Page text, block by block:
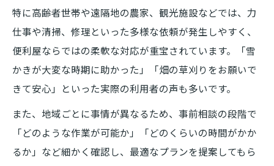
特に高齢者世帯や遠隔地の農家、観光施設などでは、力
仕事や清掃、修理といった多様な依頼が発生しやすく、
便利屋ならではの柔軟な対応が重宝されています。「雪
かきが大変な時期に助かった」「畑の草刈りをお願いで
きて安心」といった実際の利用者の声も多いです。
また、地域ごとに事情が異なるため、事前相談の段階で
「どのような作業が可能か」「どのくらいの時間がかか
るか」など細かく確認し、最適なプランを提案してもら